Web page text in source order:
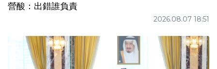
營酸：出錯誰負責
2026.08.07 18:51